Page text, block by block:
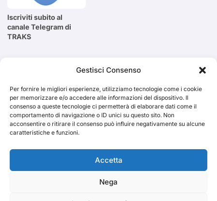
Gestisci Consenso
Per fornire le migliori esperienze, utilizziamo tecnologie come i cookie
per memorizzare e/o accedere alle informazioni del dispositivo. Il
consenso a queste tecnologie ci permetterà di elaborare dati come il
comportamento di navigazione o ID unici su questo sito. Non
acconsentire o ritirare il consenso può influire negativamente su alcune
caratteristiche e funzioni.
Accetta
Nega
Iscriviti subito al
canale Telegram di
TRAKS
Cerca
TRAKS
Dal 2014 musica indipendente ed emergente